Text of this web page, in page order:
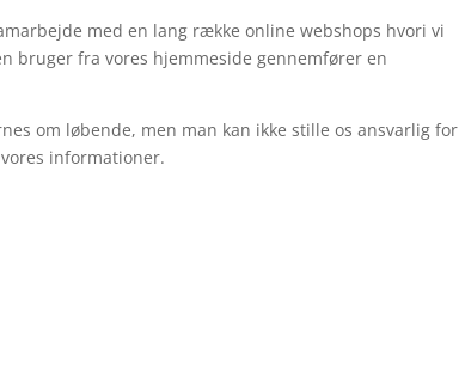
med en lang række online webshops hvori vi
bruger fra vores hjemmeside gennemfører en
om løbende, men man kan ikke stille os ansvarlig for
informationer.